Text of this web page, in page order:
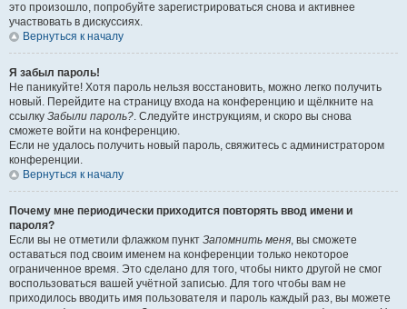
это произошло, попробуйте зарегистрироваться снова и активнее
участвовать в дискуссиях.
Вернуться к началу
Я забыл пароль!
Не паникуйте! Хотя пароль нельзя восстановить, можно легко получить
новый. Перейдите на страницу входа на конференцию и щёлкните на
ссылку Забыли пароль?. Следуйте инструкциям, и скоро вы снова
сможете войти на конференцию.
Если не удалось получить новый пароль, свяжитесь с администратором
конференции.
Вернуться к началу
Почему мне периодически приходится повторять ввод имени и
пароля?
Если вы не отметили флажком пункт Запомнить меня, вы сможете
оставаться под своим именем на конференции только некоторое
ограниченное время. Это сделано для того, чтобы никто другой не смог
воспользоваться вашей учётной записью. Для того чтобы вам не
приходилось вводить имя пользователя и пароль каждый раз, вы можете